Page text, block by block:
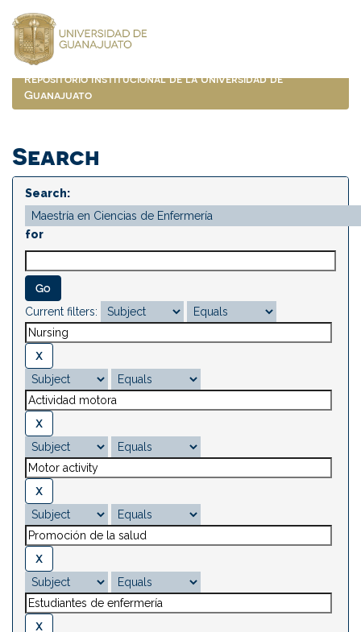
navigation
Repositorio Institucional de la Universidad de
Guanajuato
Search
Search:
for
Current filters: